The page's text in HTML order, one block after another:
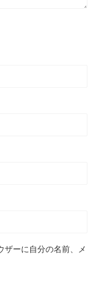
ザーに自分の名前、メ